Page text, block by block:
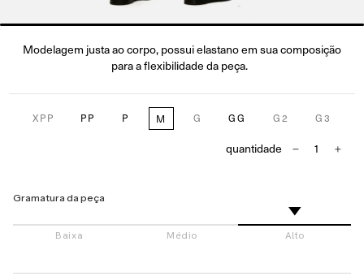
Modelagem justa ao corpo, possui elastano em sua composição
para a flexibilidade da peça.
XPP PP P M G GG G2 G3
quantidade
Gramatura da peça